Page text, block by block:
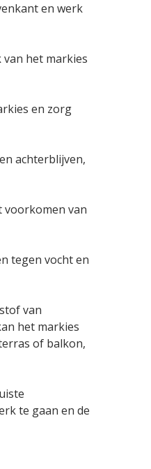
en werk
het markies
en zorg
achterblijven,
van
tegen vocht en
van
het markies
of balkon,
te gaan en de